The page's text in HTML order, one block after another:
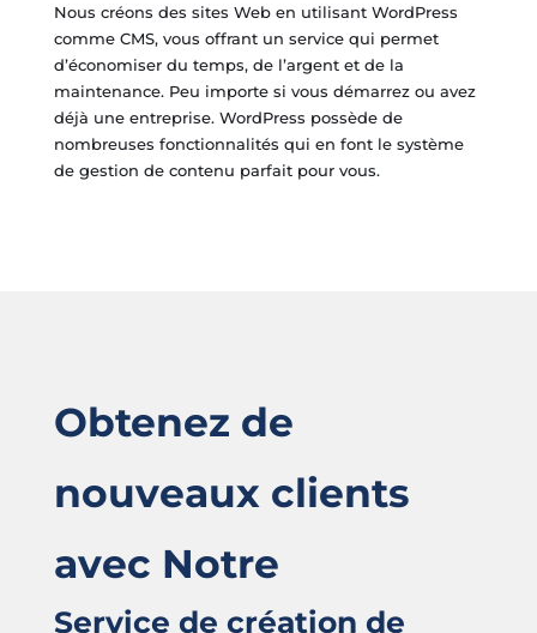
Nous créons des sites Web en utilisant WordPress
comme CMS, vous offrant un service qui permet
d’économiser du temps, de l’argent et de la
maintenance. Peu importe si vous démarrez ou avez
déjà une entreprise. WordPress possède de
nombreuses fonctionnalités qui en font le système
de gestion de contenu parfait pour vous.
Obtenez de
nouveaux clients
avec Notre
Service de création de